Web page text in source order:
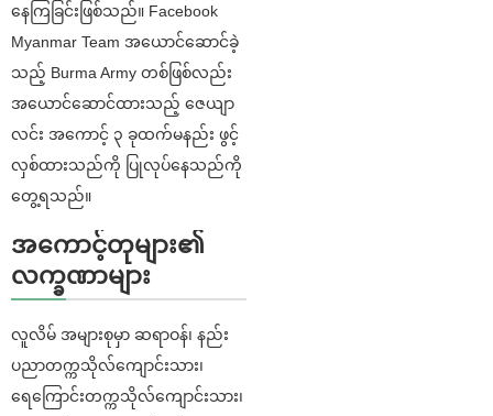
နေကြခြင်းဖြစ်သည်။ Facebook
Myanmar Team အယောင်ဆောင်ခဲ့
သည့် Burma Army တစ်ဖြစ်လည်း
အယောင်ဆောင်ထားသည့် ဇေယျာ
လင်း အ‌ကောင့် ၃ ခုထက်မနည်း ဖွင့်
လှစ်ထားသည်ကို ပြုလုပ်နေသည်ကို
တွေ့ရသည်။
အကောင့်တုများ၏
လက္ခဏာများ
လူလိမ် အများစုမှာ ဆရာဝန်၊ နည်း
ပညာတက္ကသိုလ်ကျောင်းသား၊
ရေကြောင်းတက္ကသိုလ်ကျောင်းသား၊